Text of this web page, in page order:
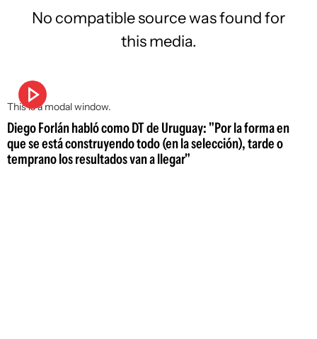
This is a modal window.
No compatible source was found for
this media.
Diego Forlán habló como DT de Uruguay: "Por la forma en
que se está construyendo todo (en la selección), tarde o
temprano los resultados van a llegar"